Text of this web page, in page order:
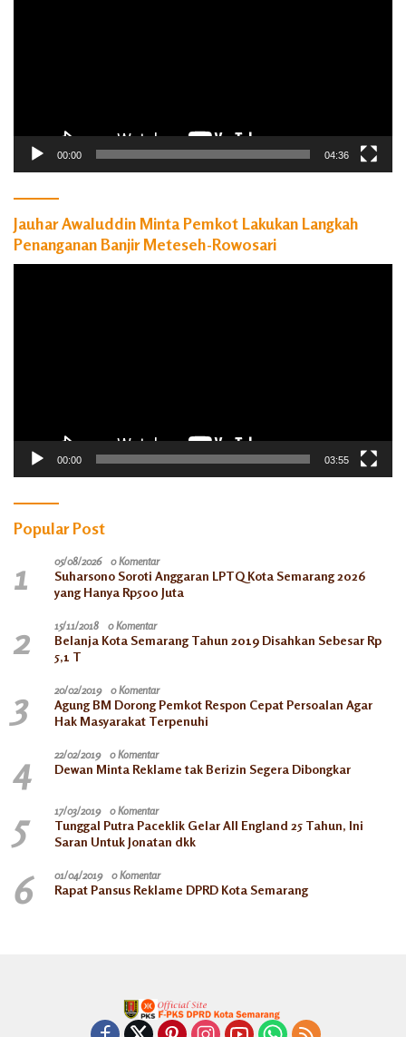
00:00 04:36
Jauhar Awaluddin Minta Pemkot Lakukan Langkah
Penanganan Banjir Meteseh-Rowosari
00:00 03:55
Popular Post
1 05/08/2026 0 Komentar
Suharsono Soroti Anggaran LPTQ Kota Semarang 2026
yang Hanya Rp500 Juta
2 15/11/2018 0 Komentar
Belanja Kota Semarang Tahun 2019 Disahkan Sebesar Rp
5,1 T
3 20/02/2019 0 Komentar
Agung BM Dorong Pemkot Respon Cepat Persoalan Agar
Hak Masyarakat Terpenuhi
4 22/02/2019 0 Komentar
Dewan Minta Reklame tak Berizin Segera Dibongkar
5 17/03/2019 0 Komentar
Tunggal Putra Paceklik Gelar All England 25 Tahun, Ini
Saran Untuk Jonatan dkk
6 01/04/2019 0 Komentar
Rapat Pansus Reklame DPRD Kota Semarang